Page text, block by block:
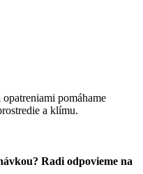
pomáhame
a klímu.
Radi odpovieme na